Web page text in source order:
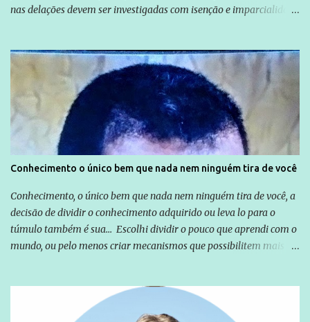
nas delações devem ser investigadas com isenção e imparcialidade
Globo manteve com o Grupo Odebrecht, citada na delação de
Emílio Odebrecht. Lula sempre atuou para promover o Brasil no
exterior, e não para promover determinadas empresas ou
empresários" Assina a nota o advogado Cristiano Zanin Martins
Conhecimento o único bem que nada nem ninguém tira de você
Conhecimento, o único bem que nada nem ninguém tira de você, a
decisão de dividir o conhecimento adquirido ou leva lo para o
túmulo também é sua... Escolhi dividir o pouco que aprendi com o
mundo, ou pelo menos criar mecanismos que possibilitem mais e
empreendedor da comunicação, que além de informação
cotidiana, corriqueira e cada vez mais preocupantes, do tipo que